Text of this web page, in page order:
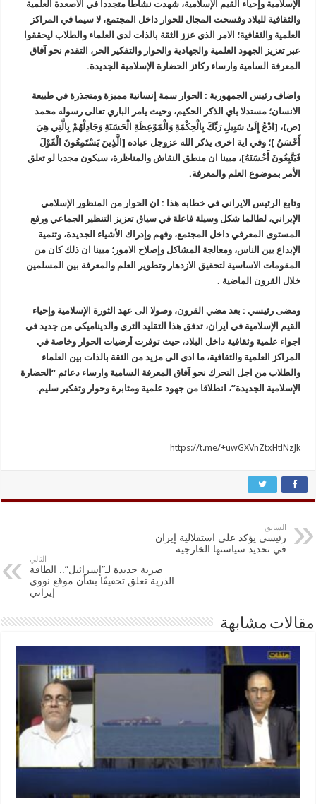
الإسلامية وإحياء القيم الإسلامية، شهدت نشاطا متجددا في الاصعدة العلمية
والثقافية للبلاد وفسحت المجال للحوار داخل المجتمع، لا سيما في المراكز
العلمية والثقافية؛ الامر الذي عزز الثقة بالذات لدى العلماء والطلاب ليحققوا
عبر تعزيز الجهود العلمية والجهادية والحوار والتفكير الحر، التقدم نحو آفاق
المعرفة السامية وارساء ركائز الحضارة الإسلامية الجديدة.
واضاف رئيس الجمهورية : الحوار سمة إنسانية مميزة ومتجذرة في طبيعة
الانسان؛ مستدلا باي الذكر الحكيم، وحيث يامر الباري تعالى رسوله محمد
(ص)، [ادْعُ إِلَىٰ سَبِيلِ رَبِّكَ بِالْحِكْمَةِ وَالْمَوْعِظَةِ الْحَسَنَةِ وَجَادِلْهُمْ بِالَّتِي هِيَ
أَحْسَنُ ]؛ وفي اية اخرى يذكر الله عزوجل عباده [الَّذِینَ یَسْتَمِعُونَ الْقَوْلَ
فَیَتَّبِعُونَ أَحْسَنَهُ]، مبينا ان منطق النقاش والمناظرة، سيكون مجديا لو تعلق
الأمر بموضوع العلم والمعرفة.
وتابع الرئيس الايراني في خطابه هذا : ان الحوار من المنظور الإسلامي
الإيراني، لطالما شكل وسيلة فاعلة في سياق تعزيز التنظير الجماعي ورفع
المستوى المعرفي داخل المجتمع، وفهم وإدراك الأشياء الجديدة، وتنمية
الإبداع بين الناس، ومعالجة المشاكل وإصلاح الامور؛ مبينا ان ذلك كان من
المقومات الاساسية لتحقيق الازدهار وتطوير العلم والمعرفة بين المسلمين
خلال القرون الماضية .
ومضى رئيسي : بعد مضي القرون، وصولا الى عهد الثورة الإسلامية وإحياء
القيم الإسلامية في ايران، تدفق هذا التقليد الثري والديناميكي من جديد في
اجواء علمية وثقافية داخل البلاد، حيث توفرت أرضيات الحوار وخاصة في
المراكز العلمية والثقافية، ما ادى الى مزيد من الثقة بالذات بين العلماء
والطلاب من اجل التحرك نحو آفاق المعرفة السامية وارساء دعائم “الحضارة
الإسلامية الجديدة”، انطلاقا من جهود علمية ومثابرة وحوار وتفكير سليم.
https://t.me/+uwGXVnZtxHtlNzJk
السابق
رئيسي يؤكد على استقلالية إيران
في تحديد سياستها الخارجية
التالي
ضربة جديدة لـ”إسرائيل”.. الطاقة
الذرية تغلق تحقيقًا بشأن موقع نووي
إيراني
مقالات مشابهة